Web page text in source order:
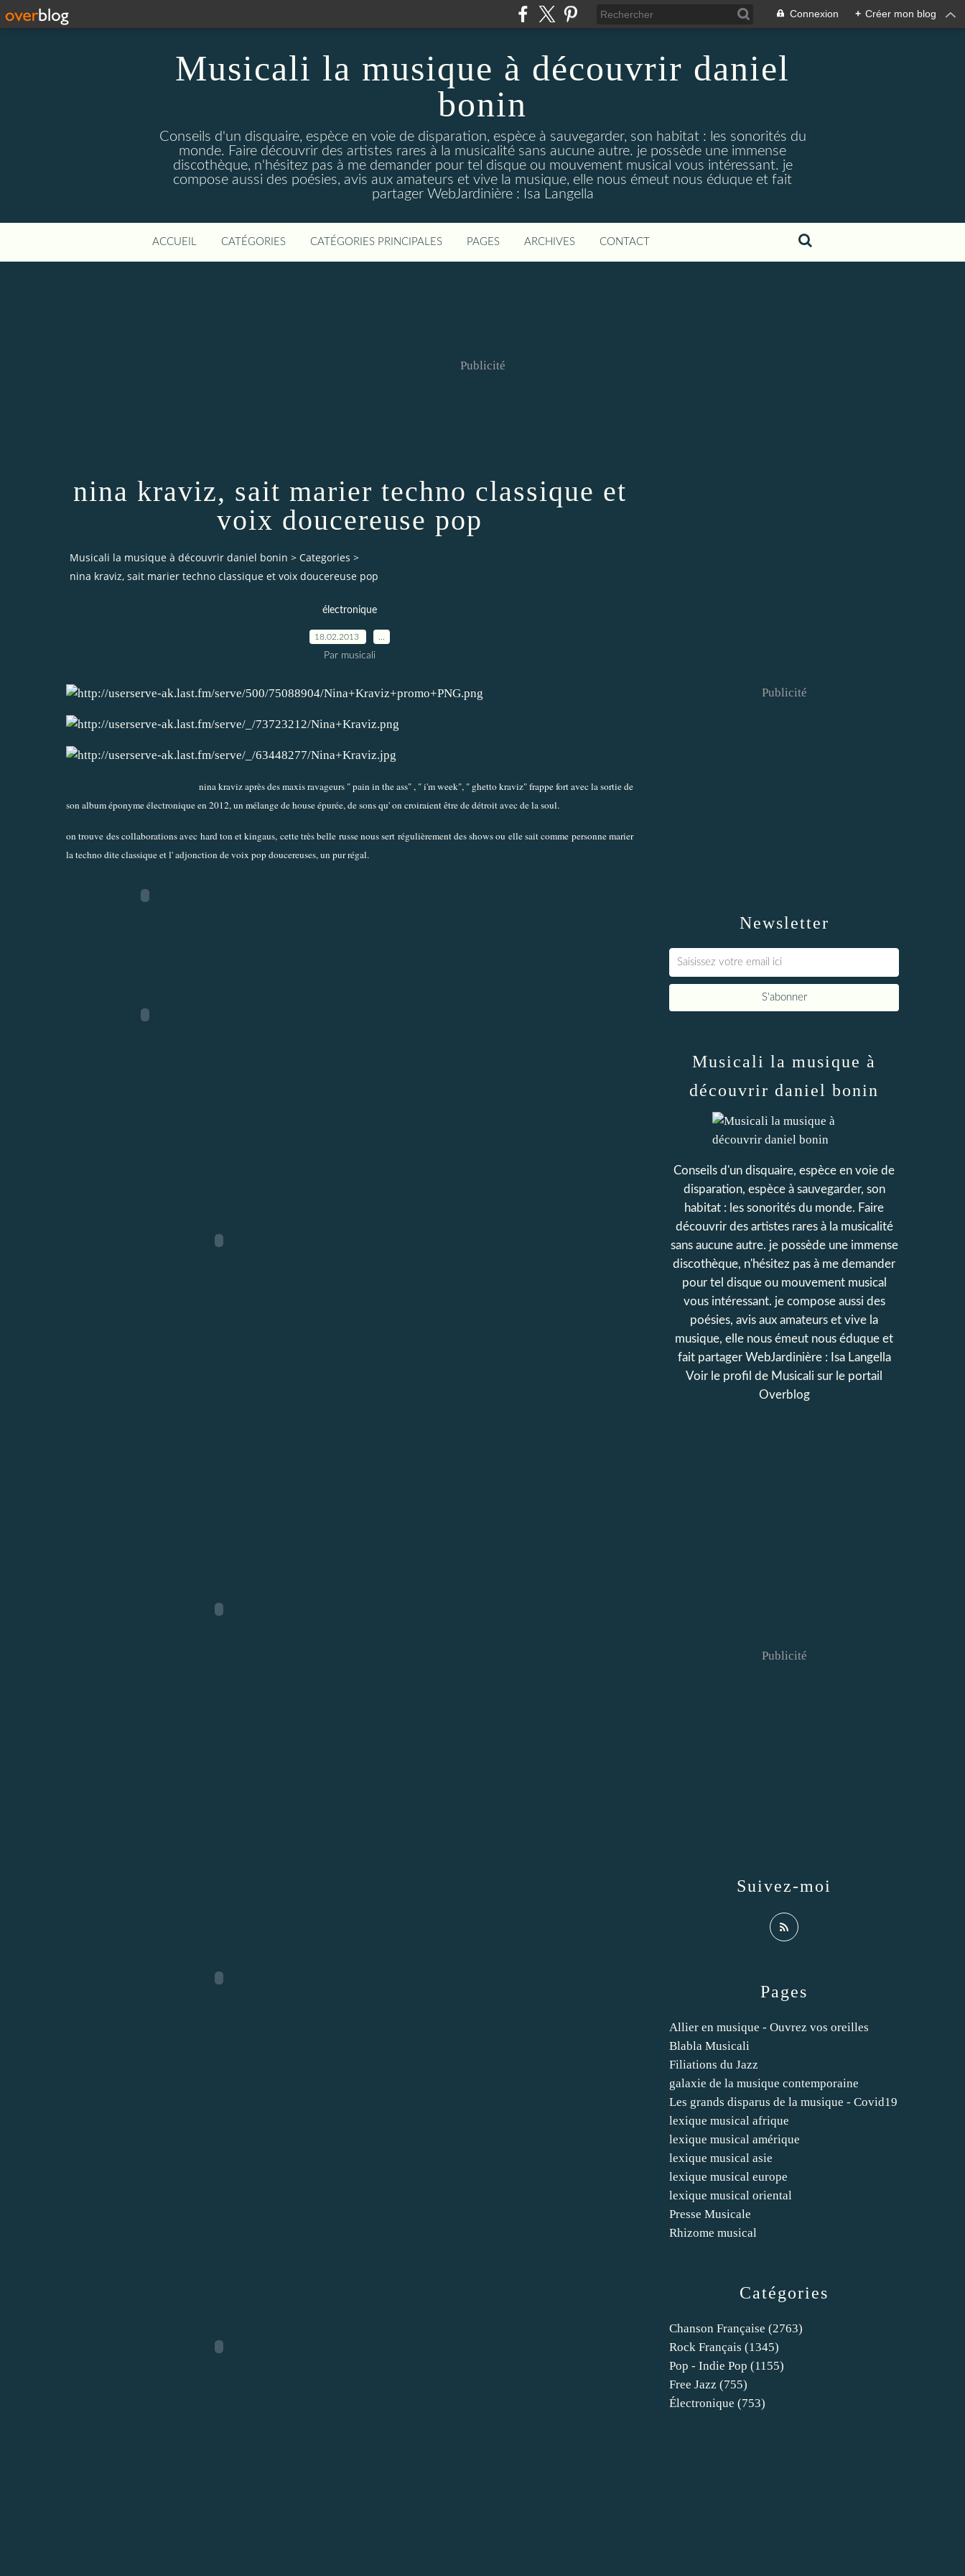
Connexion + Créer mon blog
Musicali la musique à découvrir daniel
bonin
Conseils d'un disquaire, espèce en voie de disparation, espèce à sauvegarder, son habitat : les sonorités du
monde. Faire découvrir des artistes rares à la musicalité sans aucune autre. je possède une immense
discothèque, n'hésitez pas à me demander pour tel disque ou mouvement musical vous intéressant. je
compose aussi des poésies, avis aux amateurs et vive la musique, elle nous émeut nous éduque et fait
partager WebJardinière : Isa Langella
ACCUEIL CATÉGORIES CATÉGORIES PRINCIPALES PAGES ARCHIVES CONTACT
Publicité
nina kraviz, sait marier techno classique et
voix doucereuse pop
Musicali la musique à découvrir daniel bonin > Categories >
nina kraviz, sait marier techno classique et voix doucereuse pop
électronique
18.02.2013
Par musicali
nina kraviz après des maxis ravageurs " pain in the ass" , " i'm week", " ghetto kraviz" frappe fort avec la sortie de
son album éponyme électronique en 2012, un mélange de house épurée, de sons qu' on croiraient être de détroit avec de la soul.
on trouve des collaborations avec hard ton et kingaus, cette très belle russe nous sert régulièrement des shows ou elle sait comme personne marier
la techno dite classique et l' adjonction de voix pop doucereuses, un pur régal.
Newsletter
Publicité
Catégories
Chanson Française (2763)
Rock Français (1345)
Pop - Indie Pop (1155)
Free Jazz (755)
Électronique (753)
Pages
Allier en musique - Ouvrez vos oreilles
Blabla Musicali
Filiations du Jazz
galaxie de la musique contemporaine
Les grands disparus de la musique - Covid19
lexique musical afrique
lexique musical amérique
lexique musical asie
lexique musical europe
lexique musical oriental
Presse Musicale
Rhizome musical
Musicali la musique à
découvrir daniel bonin
Conseils d'un disquaire, espèce en voie de
disparation, espèce à sauvegarder, son
habitat : les sonorités du monde. Faire
découvrir des artistes rares à la musicalité
sans aucune autre. je possède une immense
discothèque, n'hésitez pas à me demander
pour tel disque ou mouvement musical
vous intéressant. je compose aussi des
poésies, avis aux amateurs et vive la
musique, elle nous émeut nous éduque et
fait partager WebJardinière : Isa Langella
Voir le profil de Musicali sur le portail
Overblog
Suivez-moi
Publicité